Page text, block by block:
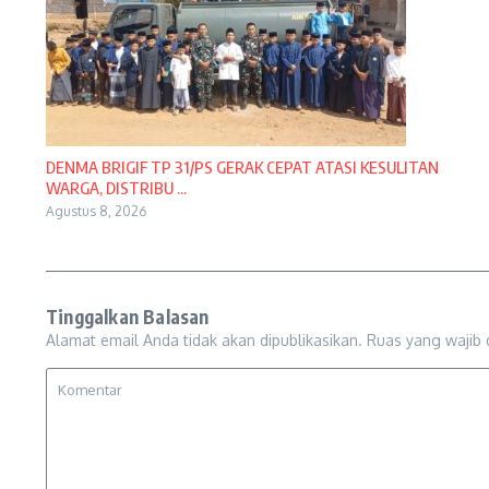
DENMA BRIGIF TP 31/PS GERAK CEPAT ATASI KESULITAN
WARGA, DISTRIBU ...
Agustus 8, 2026
Tinggalkan Balasan
Alamat email Anda tidak akan dipublikasikan. Ruas yang wajib